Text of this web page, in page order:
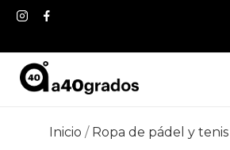
Inicio Ropa de pádel y